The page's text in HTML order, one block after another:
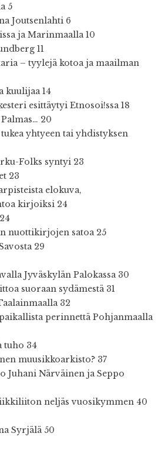
5
Joutsenlahti 6
ja Marinmaalla 10
11
– tyylejä kotoa ja maailman
kuulijaa 14
esittäytyi Etnosoi!ssa 18
20
yhtyeen tai yhdistyksen
Folks syntyi 23
23
elokuva,
kirjoiksi 24
nuottikirjojen satoa 25
29
Jyväskylän Palokassa 30
suoraan sydämestä 31
32
perinnettä Pohjanmaalla
tuho 34
muusikkoarkisto? 37
Juhani Närväinen ja Seppo
neljäs vuosikymmen 40
Syrjälä 50